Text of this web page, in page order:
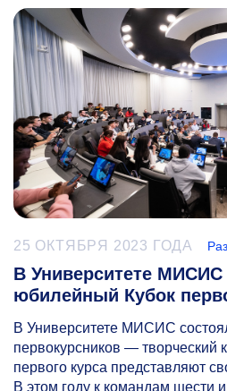
25 ОКТЯБРЯ 2023 ГОДА
В Университете
юбилейный Кубок
В Университете МИСИС
первокурсников — творческий
первого курса представляют
В этом году к командам шести